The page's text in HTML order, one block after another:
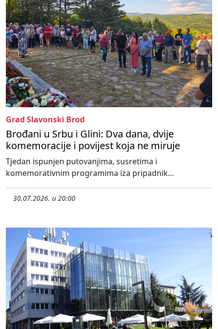
Grad Slavonski Brod
Brođani u Srbu i Glini: Dva dana, dvije
komemoracije i povijest koja ne miruje
Tjedan ispunjen putovanjima, susretima i
komemorativnim programima iza pripadnik...
30.07.2026. u 20:00